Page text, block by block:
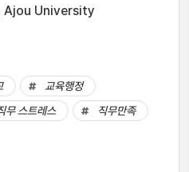
Ajou University
교육행정
무 스트레스 직무만족